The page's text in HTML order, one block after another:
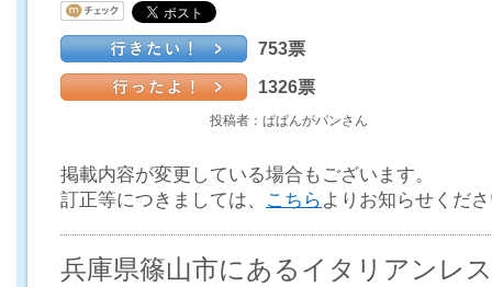
753票
1326票
投稿者：ぱぱんがパンさん
掲載内容が変更している場合もございます。
訂正等につきましては、
こちら よりお知らせくだ
兵庫県篠山市にあるイタリアンレ